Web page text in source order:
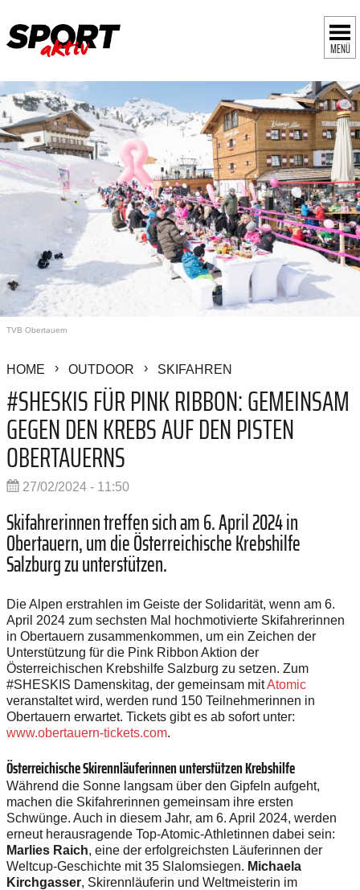
MENÜ
TVB Obertauern
HOME OUTDOOR SKIFAHREN
#SHESKIS FÜR PINK RIBBON: GEMEINSAM
GEGEN DEN KREBS AUF DEN PISTEN
OBERTAUERNS
27/02/2024 - 11:50
Skifahrerinnen treffen sich am 6. April 2024 in
Obertauern, um die Österreichische Krebshilfe
Salzburg zu unterstützen.
Die Alpen erstrahlen im Geiste der Solidarität, wenn am 6.
April 2024 zum sechsten Mal hochmotivierte Skifahrerinnen
in Obertauern zusammenkommen, um ein Zeichen der
Unterstützung für die Pink Ribbon Aktion der
Österreichischen Krebshilfe Salzburg zu setzen. Zum
#SHESKIS Damenskitag, der gemeinsam mitAtomic
veranstaltet wird, werden rund 150 Teilnehmerinnen in
Obertauern erwartet. Tickets gibt es ab sofort unter:
www.obertauern-tickets.com.
Österreichische Skirennläuferinnen unterstützen Krebshilfe
Während die Sonne langsam über den Gipfeln aufgeht,
machen die Skifahrerinnen gemeinsam ihre ersten
Schwünge. Auch in diesem Jahr, am 6. April 2024, werden
erneut herausragende Top-Atomic-Athletinnen dabei sein:
Marlies Raich, eine der erfolgreichsten Läuferinnen der
Weltcup-Geschichte mit 35 Slalomsiegen. Michaela
Kirchgasser, Skirennläuferin und Weltmeisterin im